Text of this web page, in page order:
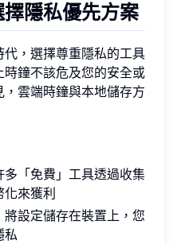
隱私優先方案
，選擇尊重隱私的工具
鐘不該危及您的安全或
雲端時鐘與本地儲存方
多「免費」工具透過收集
來獲利
將設定儲存在裝置上，您
私